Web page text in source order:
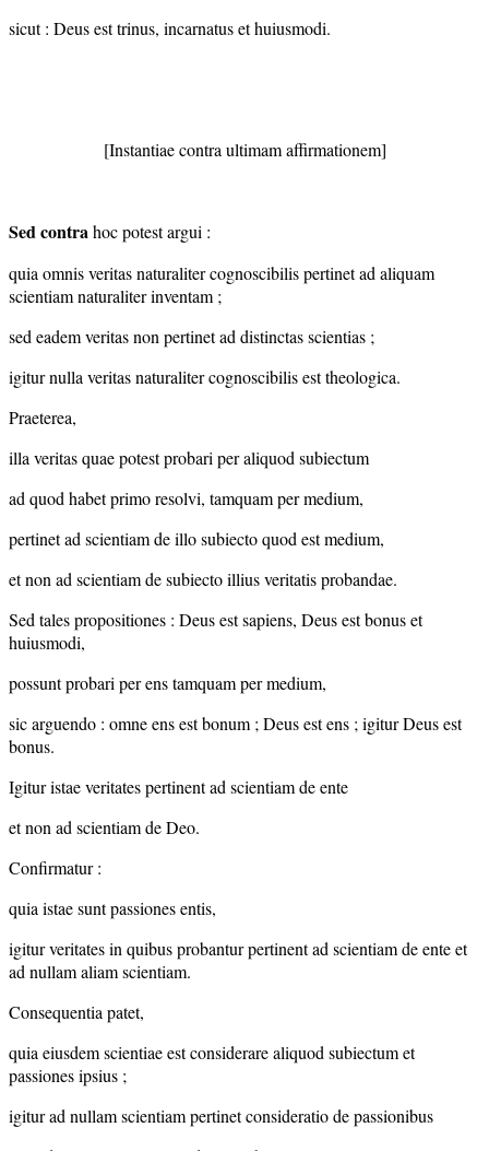
sicut : Deus est trinus, incarnatus et huiusmodi.
[Instantiae contra ultimam affirmationem]
Sed contrahoc potest argui :
quia omnis veritas naturaliter cognoscibilis pertinet ad aliquam
scientiam naturaliter inventam ;
sed eadem veritas non pertinet ad distinctas scientias ;
igitur nulla veritas naturaliter cognoscibilis est theologica.
Praeterea,
illa veritas quae potest probari per aliquod subiectum
ad quod habet primo resolvi, tamquam per medium,
pertinet ad scientiam de illo subiecto quod est medium,
et non ad scientiam de subiecto illius veritatis probandae.
Sed tales propositiones : Deus est sapiens, Deus est bonus et
huiusmodi,
possunt probari per ens tamquam per medium,
sic arguendo : omne ens est bonum ; Deus est ens ; igitur Deus est
bonus.
Igitur istae veritates pertinent ad scientiam de ente
et non ad scientiam de Deo.
Confirmatur :
quia istae sunt passiones entis,
igitur veritates in quibus probantur pertinent ad scientiam de ente et
ad nullam aliam scientiam.
Consequentia patet,
quia eiusdem scientiae est considerare aliquod subiectum et
passiones ipsius ;
igitur ad nullam scientiam pertinet consideratio de passionibus